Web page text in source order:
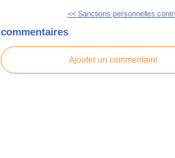
<< Sanctions personnelles
commentaires
Ajouter un commentaire